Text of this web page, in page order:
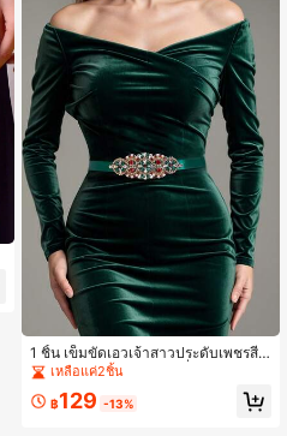
1 ชิ้น เข็มขัดเอวเจ้าสาวประดับเพชรสีสั
นสดใส, อุปกรณ์เสริมชุดเพื่อนเจ้าสาว
ทำด้วยมือ, เข็มขัดผูกเอว, เหมาะสำหรั
บงานปาร์ตี้ตอนเย็น
เหลือแค่2ชิ้น
฿129 -13%